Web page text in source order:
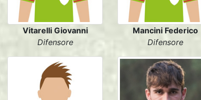
Vitarelli Giovanni
Difensore
Mancini Federico
Difensore